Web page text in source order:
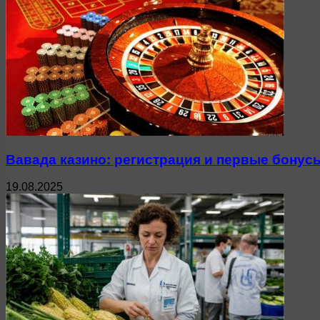
Вавада казино: регистрация и первые
19.08.2025